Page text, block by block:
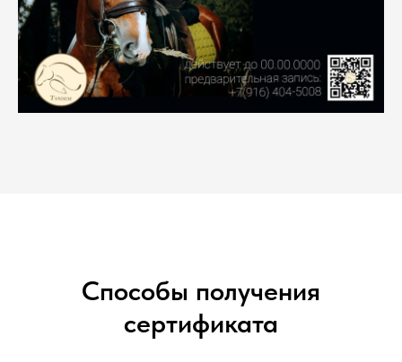
Способы получения
сертификата